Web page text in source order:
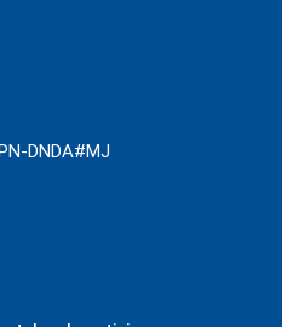
DNDA#MJ